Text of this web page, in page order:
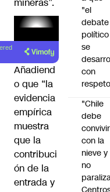
Lea el
artículo
Añadiend
o que “la
evidencia
empírica
muestra
que la
contribuci
ón de la
entrada y
"el
debate
político
se
con
"Chile
debe
convivir
con la
nieve y
no